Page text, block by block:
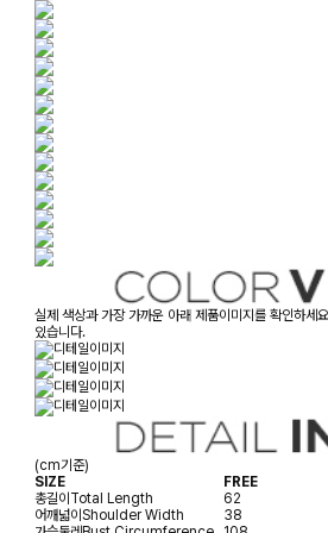
실제 색상과 가장 가까운 아래 제품이미지를 확인하세
있습니다.
(cm기준)
SIZE
FREE
총길이Total Length
62
어깨넓이Shoulder Width
38